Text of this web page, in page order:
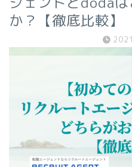
か？【徹底比較】